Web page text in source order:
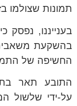
תמונות שצולמו
בענייננו,
בהשקעת
החשיפה של
התובע תאר
על-ידי שלשול